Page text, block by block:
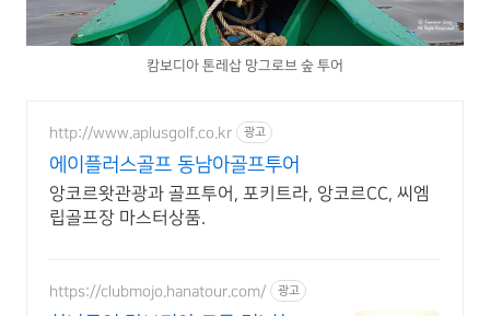
캄보디아 톤레삽 망그로브 숲 투어
http://www.aplusgolf.co.kr 광고
에이플러스골프 동남아골프투어
앙코르왓관광과 골프투어, 포키트라, 앙코르CC, 씨엠
립골프장 마스터상품.
https://clubmojo.hanatour.com/ 광고